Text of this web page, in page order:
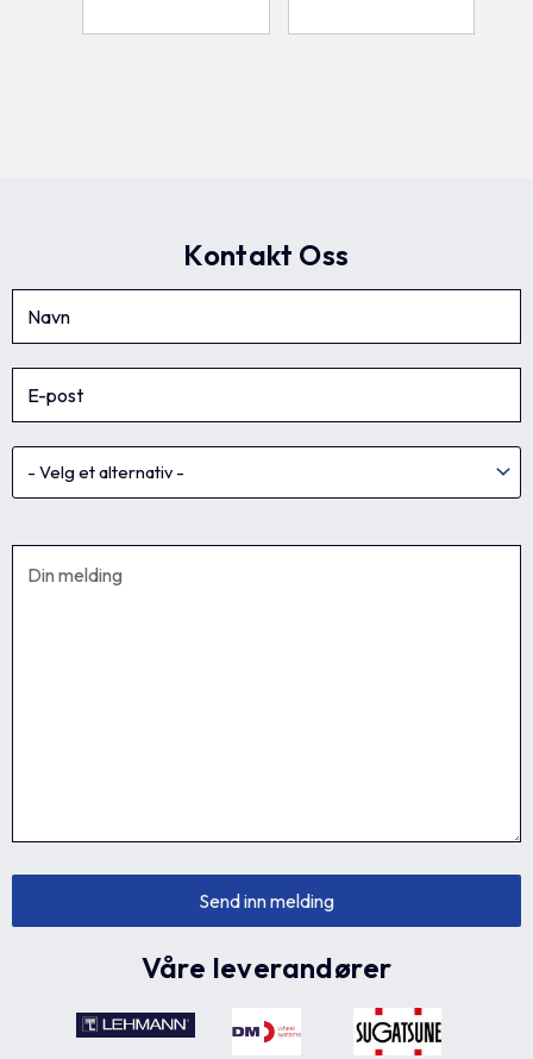
Kontakt Oss
Våre leverandører